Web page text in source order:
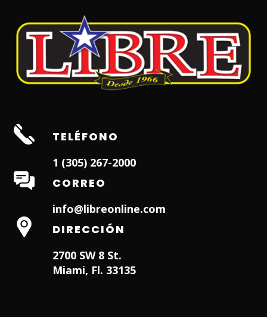
TELÉFONO
1 (305) 267-2000
CORREO
info@libreonline.com
DIRECCIÓN
2700 SW 8 St.
Miami, Fl. 33135